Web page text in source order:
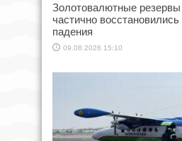
Золотовалютные резервы
частично
падения
09.08.2026 15:10